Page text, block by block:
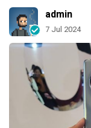
admin
7 Jul 2024